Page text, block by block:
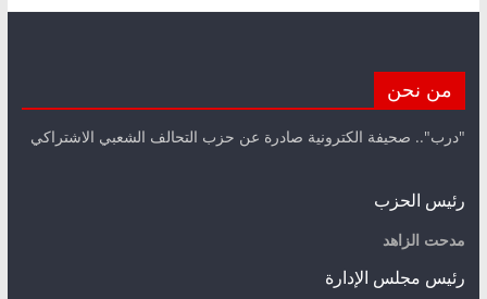
من نحن
"درب".. صحيفة الكترونية صادرة عن حزب التحالف الشعبي الاشتراكي
رئيس الحزب
مدحت الزاهد
رئيس مجلس الإدارة